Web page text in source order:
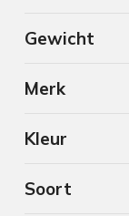
Gewicht
Merk
Kleur
Soort